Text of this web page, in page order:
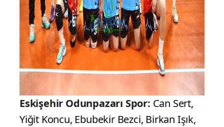
Eskişehir Odunpazarı Spor: Can Sert,
Yiğit Koncu, Ebubekir Bezci, Birkan Işık,